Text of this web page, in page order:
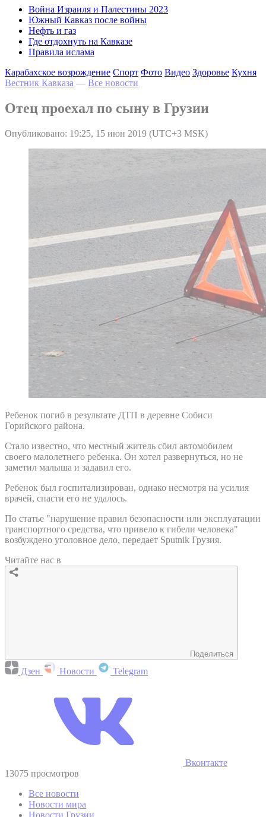
Война Израиля и Палестины 2023
Южный Кавказ после войны
Нефть и газ
Где отдохнуть на Кавказе
Правила ислама
Карабахское возрождение Спорт Фото Видео Здоровье Кухня
Вестник Кавказа — Все новости
Отец проехал по сыну в Грузии
Опубликовано: 19:25, 15 июн 2019 (UTC+3 MSK)
Ребенок погиб в результате ДТП в деревне Собиси
Горийского района.
Стало известно, что местный житель сбил автомобилем
своего малолетнего ребенка. Он хотел развернуться, но не
заметил малыша и задавил его.
Ребенок был госпитализирован, однако несмотря на усилия
врачей, спасти его не удалось.
По статье "нарушение правил безопасности или эксплуатации
транспортного средства, что привело к гибели человека"
возбуждено уголовное дело, передает Sputnik Грузия.
Читайте нас в
Поделиться
Дзен Новости Telegram
Вконтакте
13075 просмотров
Все новости
Новости мира
Новости Грузии